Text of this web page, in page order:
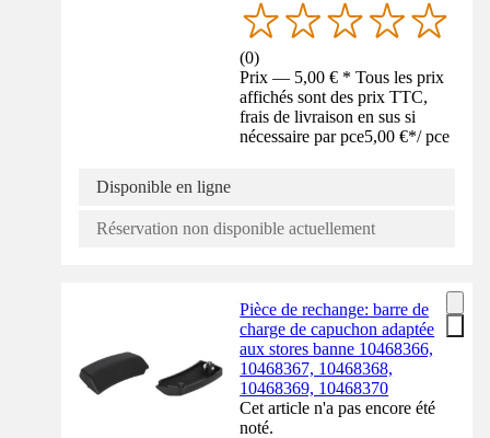
(0)
Prix — 5,00 € * Tous les prix
affichés sont des prix TTC,
frais de livraison en sus si
nécessaire par pce5,00 €*/ pce
Disponible en ligne
Réservation non disponible actuellement
Pièce de rechange: barre de
charge de capuchon adaptée
aux stores banne 10468366,
10468367, 10468368,
10468369, 10468370
Cet article n'a pas encore été
noté.